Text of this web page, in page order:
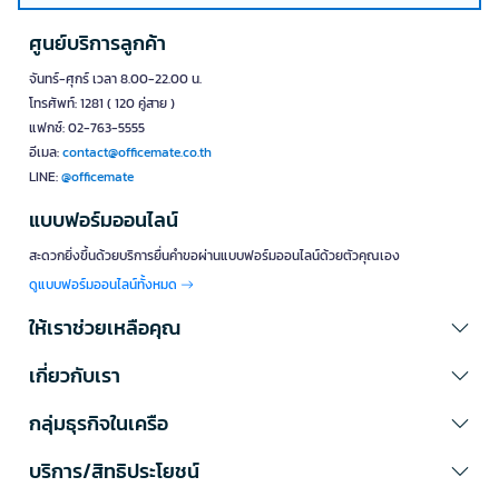
ศูนย์บริการลูกค้า
จันทร์-ศุกร์ เวลา 8.00-22.00 น.
โทรศัพท์: 1281 ( 120 คู่สาย )
แฟกซ์: 02-763-5555
อีเมล:contact@officemate.co.th
LINE:@officemate
แบบฟอร์มออนไลน์
สะดวกยิ่งขึ้นด้วยบริการยื่นคำขอผ่านแบบฟอร์มออนไลน์ด้วยตัวคุณเอง
ดูแบบฟอร์มออนไลน์ทั้งหมด
ให้เราช่วยเหลือคุณ
เกี่ยวกับเรา
กลุ่มธุรกิจในเครือ
บริการ/สิทธิประโยชน์